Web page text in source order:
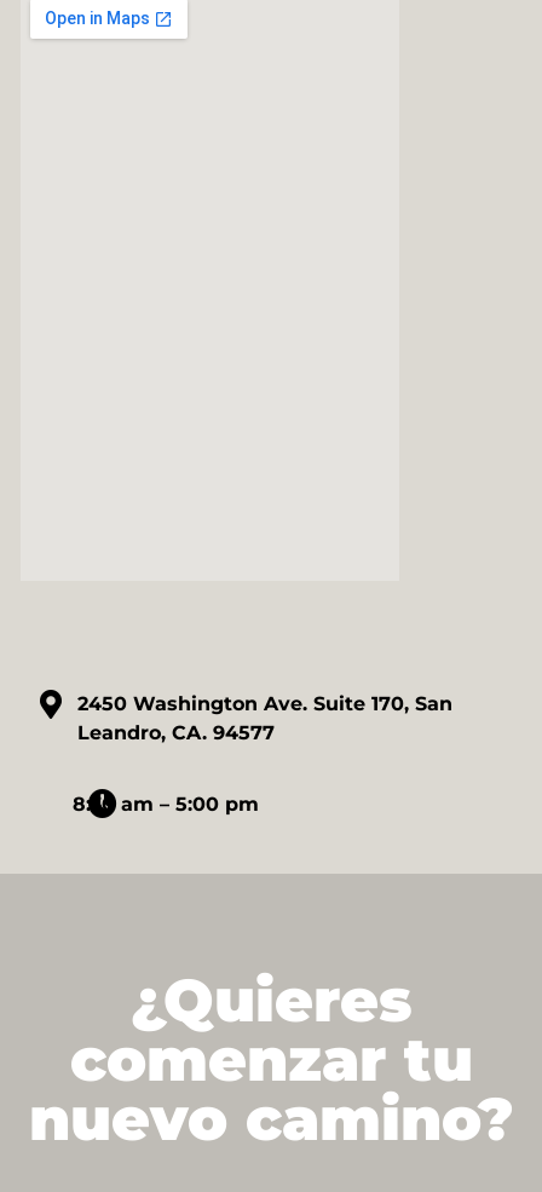
2450 Washington Ave. Suite 170, San
Leandro, CA. 94577
8:30 am – 5:00 pm
¿Quieres
comenzar tu
nuevo camino?